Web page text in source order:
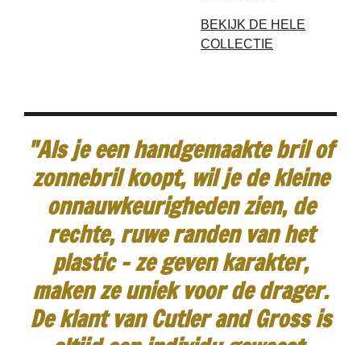
BEKIJK DE HELE
COLLECTIE
"Als je een handgemaakte bril of
zonnebril koopt, wil je de kleine
onnauwkeurigheden zien, de
rechte, ruwe randen van het
plastic - ze geven karakter,
maken ze uniek voor de drager.
De klant van Cutler and Gross is